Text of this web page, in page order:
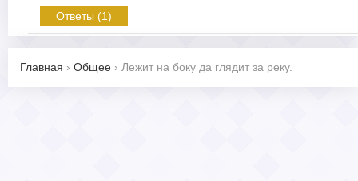
Ответы (1)
Главная › Общее › Лежит на боку да глядит за реку.